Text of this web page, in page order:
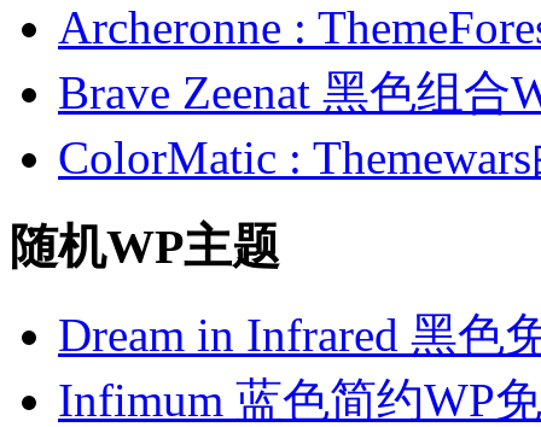
Archeronne :
Brave Zeenat 黑色组合
ColorMatic :
随机WP主题
Dream in Infrared 黑色
Infimum 蓝色简约WP